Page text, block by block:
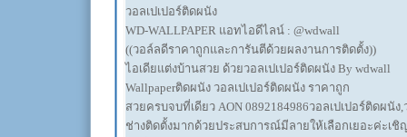
วอลเปเปอร์ติดผนัง
WD-WALLPAPER แอทไอดีไลน์ : @wdwall
((วอล์ลดีราคาถูกและการันตีด้วยผลงานการติดตั้ง))
ไอเดียแต่งบ้านสวย ด้วยวอลเปเปอร์ติดผนัง By wdwall
Wallpaperติดผนัง วอลเปเปอร์ติดผนัง ราคาถูก
สวยครบจบที่เดียว AON 0892184986วอลเปเปอร์ติดผ
ช่างติดตั้งมากด้วยประสบการณ์มีลายให้เลือกเยอะค่ะเชิ